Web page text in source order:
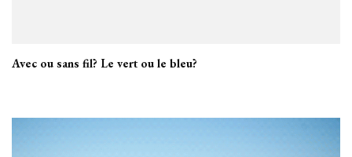
Avec ou sans fil? Le vert ou le bleu?